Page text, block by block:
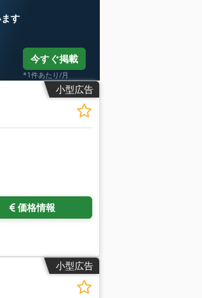
す
今すぐ掲載
*1件あたり/月
小型広告
価格情報
小型広告